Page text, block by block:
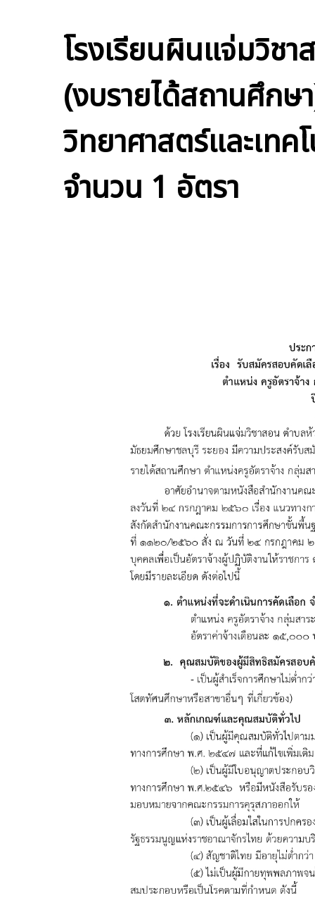
โรงเรียนผินแจ่มวิช
(งบรายได้สถานศึกษ
วิทยาศาสตร์และเท
จำนวน 1 อัตรา